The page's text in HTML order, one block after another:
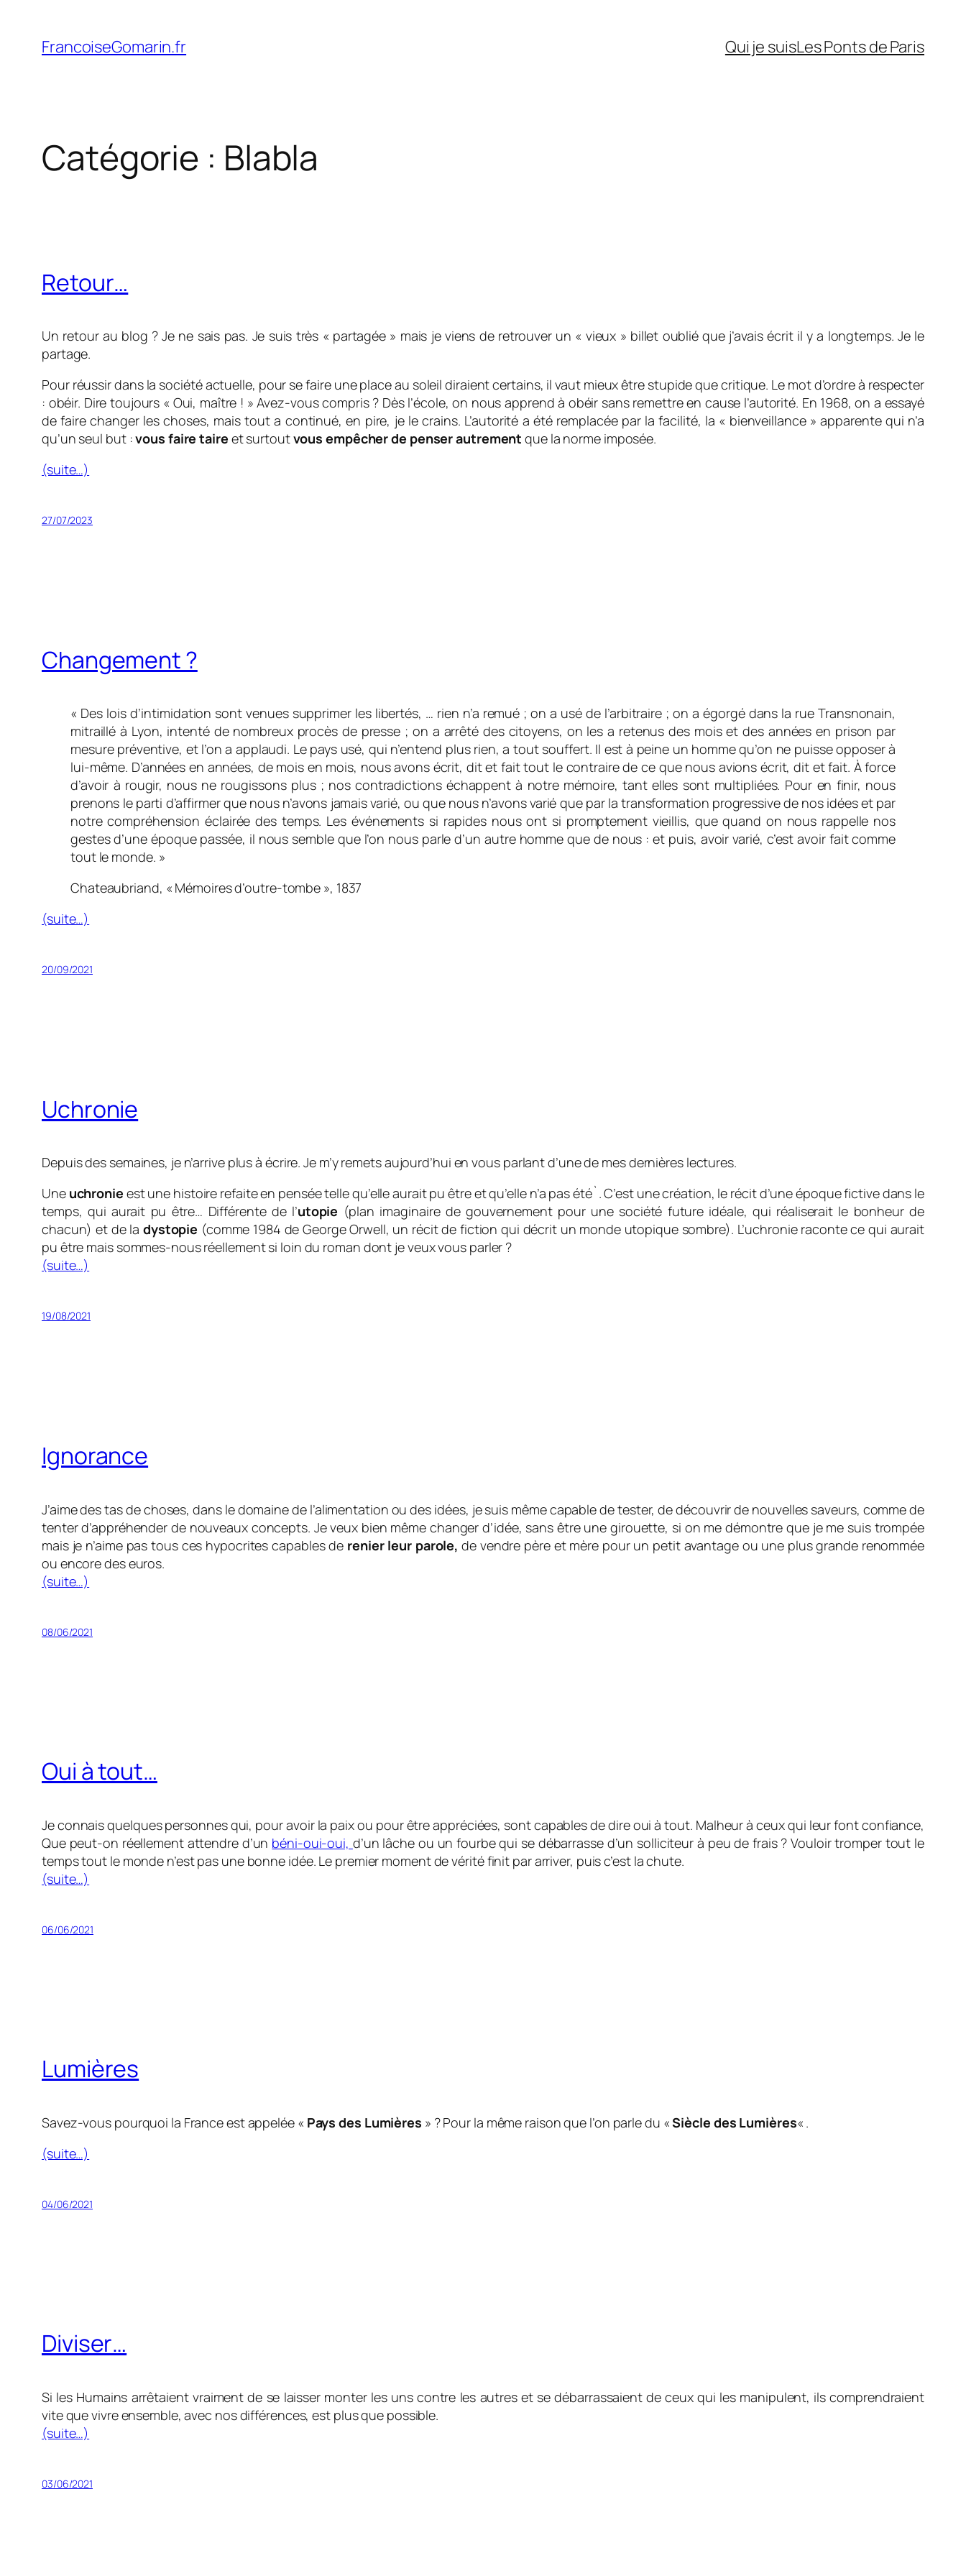
contenu
FrancoiseGomarin.fr Qui je suisLes Ponts de Paris
Catégorie : Blabla
Retour…
Un retour au blog ? Je ne sais pas. Je suis très « partagée » mais je viens de retrouver un « vieux » billet oublié que j’avais écrit il y a longtemps. Je le
partage.
Pour réussir dans la société actuelle, pour se faire une place au soleil diraient certains, il vaut mieux être stupide que critique. Le mot d’ordre à respecter
: obéir. Dire toujours « Oui, maître ! » Avez-vous compris ? Dès l’école, on nous apprend à obéir sans remettre en cause l’autorité. En 1968, on a essayé
de faire changer les choses, mais tout a continué, en pire, je le crains. L’autorité a été remplacée par la facilité, la « bienveillance » apparente qui n’a
qu’un seul but :vous faire taire et surtoutvous empêcher de penser autrement que la norme imposée.
(suite…)
27/07/2023
Changement ?
« Des lois d’intimidation sont venues supprimer les libertés, … rien n’a remué ; on a usé de l’arbitraire ; on a égorgé dans la rue Transnonain,
mitraillé à Lyon, intenté de nombreux procès de presse ; on a arrêté des citoyens, on les a retenus des mois et des années en prison par
mesure préventive, et l’on a applaudi. Le pays usé, qui n’entend plus rien, a tout souffert. Il est à peine un homme qu’on ne puisse opposer à
lui-même. D’années en années, de mois en mois, nous avons écrit, dit et fait tout le contraire de ce que nous avions écrit, dit et fait. À force
d’avoir à rougir, nous ne rougissons plus ; nos contradictions échappent à notre mémoire, tant elles sont multipliées. Pour en finir, nous
prenons le parti d’affirmer que nous n’avons jamais varié, ou que nous n’avons varié que par la transformation progressive de nos idées et par
notre compréhension éclairée des temps. Les événements si rapides nous ont si promptement vieillis, que quand on nous rappelle nos
gestes d’une époque passée, il nous semble que l’on nous parle d’un autre homme que de nous : et puis, avoir varié, c’est avoir fait comme
tout le monde. »
Chateaubriand, « Mémoires d’outre-tombe », 1837
(suite…)
20/09/2021
Uchronie
Depuis des semaines, je n’arrive plus à écrire. Je m’y remets aujourd’hui en vous parlant d’une de mes dernières lectures.
Une uchronie est une histoire refaite en pensée telle qu’elle aurait pu être et qu’elle n’a pas été`. C’est une création, le récit d’une époque fictive dans le
temps, qui aurait pu être… Différente de l’utopie (plan imaginaire de gouvernement pour une société future idéale, qui réaliserait le bonheur de
chacun) et de la dystopie (comme 1984 de George Orwell, un récit de fiction qui décrit un monde utopique sombre). L’uchronie raconte ce qui aurait
pu être mais sommes-nous réellement si loin du roman dont je veux vous parler ?
(suite…)
19/08/2021
Ignorance
J’aime des tas de choses, dans le domaine de l’alimentation ou des idées, je suis même capable de tester, de découvrir de nouvelles saveurs, comme de
tenter d’appréhender de nouveaux concepts. Je veux bien même changer d’idée, sans être une girouette, si on me démontre que je me suis trompée
mais je n’aime pas tous ces hypocrites capables de renier leur parole, de vendre père et mère pour un petit avantage ou une plus grande renommée
ou encore des euros.
(suite…)
08/06/2021
Oui à tout…
Je connais quelques personnes qui, pour avoir la paix ou pour être appréciées, sont capables de dire oui à tout. Malheur à ceux qui leur font confiance,
Que peut-on réellement attendre d’un béni-oui-oui, d’un lâche ou un fourbe qui se débarrasse d’un solliciteur à peu de frais ? Vouloir tromper tout le
temps tout le monde n’est pas une bonne idée. Le premier moment de vérité finit par arriver, puis c’est la chute.
(suite…)
06/06/2021
Lumières
Savez-vous pourquoi la France est appelée « Pays des Lumières » ? Pour la même raison que l’on parle du «Siècle des Lumières« .
(suite…)
04/06/2021
Diviser…
Si les Humains arrêtaient vraiment de se laisser monter les uns contre les autres et se débarrassaient de ceux qui les manipulent, ils comprendraient
vite que vivre ensemble, avec nos différences, est plus que possible.
(suite…)
03/06/2021